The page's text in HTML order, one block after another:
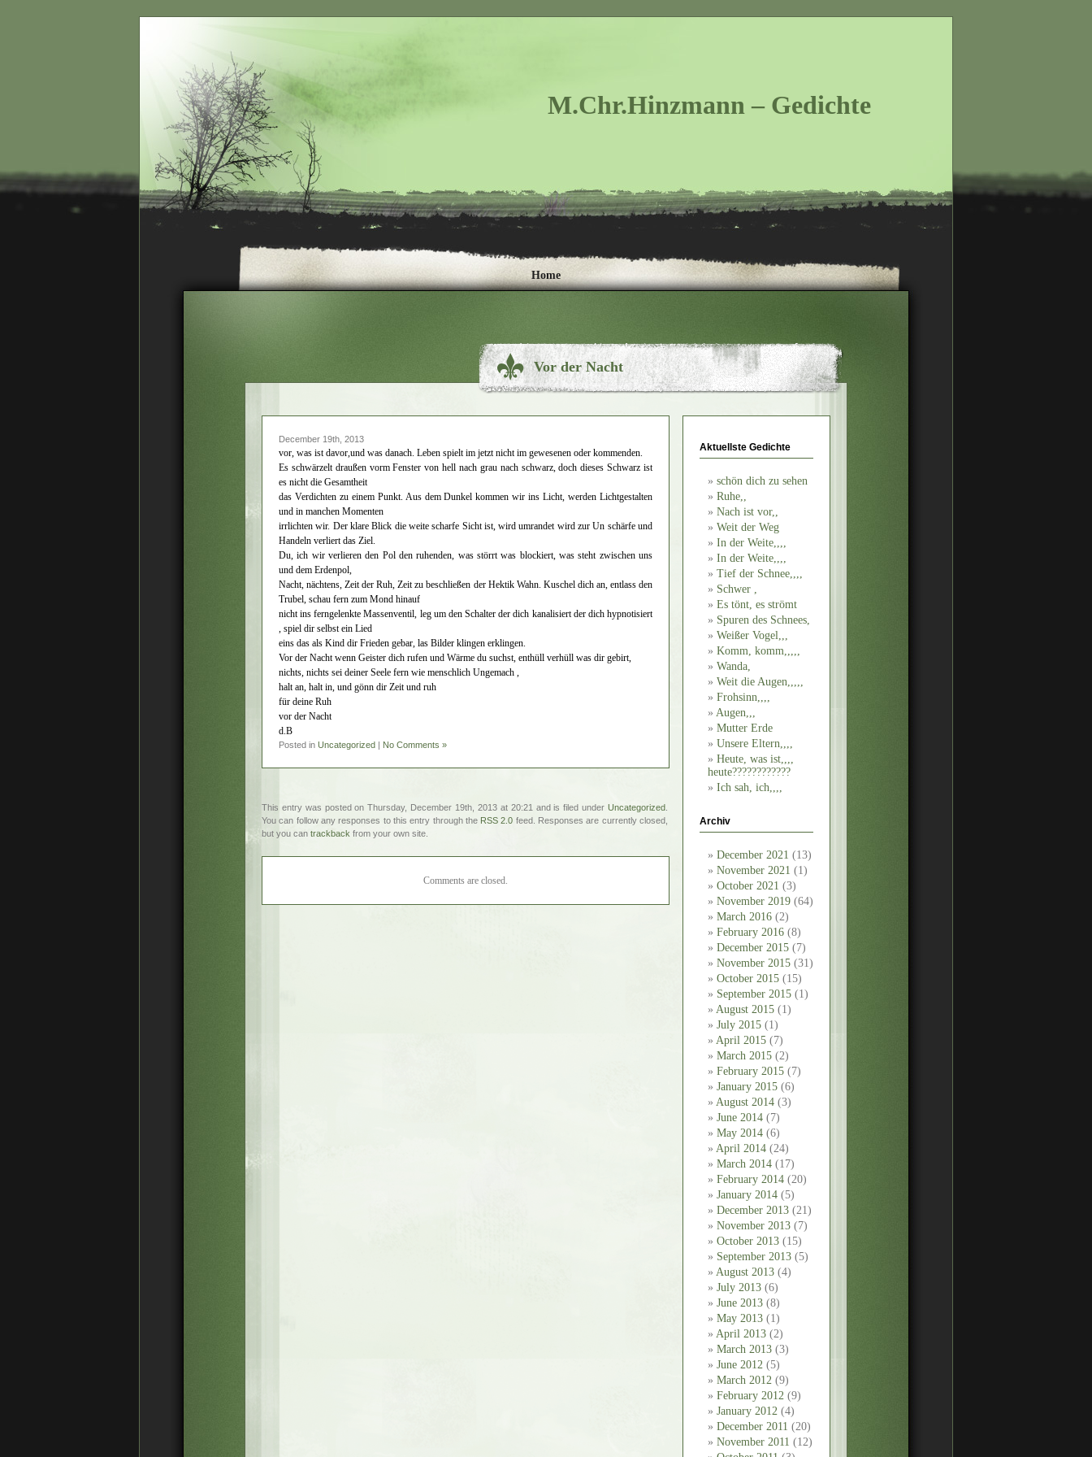
M.Chr.Hinzmann – Gedichte
Home
Vor der Nacht
Aktuellste Gedichte
schön dich zu sehen
Ruhe,,
Nach ist vor,,
Weit der Weg
In der Weite,,,,
In der Weite,,,,
Tief der Schnee,,,,
Schwer ,
Es tönt, es strömt
Spuren des Schnees,
Weißer Vogel,,,
Komm, komm,,,,,
Wanda,
Weit die Augen,,,,,
Frohsinn,,,,
Augen,,,
Mutter Erde
Unsere Eltern,,,,
Heute, was ist,,,,
heute????????????
Ich sah, ich,,,,
Archiv
December 2021 (13)
November 2021 (1)
October 2021 (3)
November 2019 (64)
March 2016 (2)
February 2016 (8)
December 2015 (7)
November 2015 (31)
October 2015 (15)
September 2015 (1)
August 2015 (1)
July 2015 (1)
April 2015 (7)
March 2015 (2)
February 2015 (7)
January 2015 (6)
August 2014 (3)
June 2014 (7)
May 2014 (6)
April 2014 (24)
March 2014 (17)
February 2014 (20)
January 2014 (5)
December 2013 (21)
November 2013 (7)
October 2013 (15)
September 2013 (5)
August 2013 (4)
July 2013 (6)
June 2013 (8)
May 2013 (1)
April 2013 (2)
March 2013 (3)
June 2012 (5)
March 2012 (9)
February 2012 (9)
January 2012 (4)
December 2011 (20)
November 2011 (12)
December 19th, 2013
vor, was ist davor,und was danach. Leben spielt im jetzt nicht im gewesenen oder kommenden.
Es schwärzelt draußen vorm Fenster von hell nach grau nach schwarz, doch dieses Schwarz ist
es nicht die Gesamtheit
das Verdichten zu einem Punkt. Aus dem Dunkel kommen wir ins Licht, werden Lichtgestalten
und in manchen Momenten
irrlichten wir. Der klare Blick die weite scharfe Sicht ist, wird umrandet wird zur Un schärfe und
Handeln verliert das Ziel.
Du, ich wir verlieren den Pol den ruhenden, was störrt was blockiert, was steht zwischen uns
und dem Erdenpol,
Nacht, nächtens, Zeit der Ruh, Zeit zu beschließen der Hektik Wahn. Kuschel dich an, entlass den
Trubel, schau fern zum Mond hinauf
nicht ins ferngelenkte Massenventil, leg um den Schalter der dich kanalisiert der dich hypnotisiert
, spiel dir selbst ein Lied
eins das als Kind dir Frieden gebar, las Bilder klingen erklingen.
Vor der Nacht wenn Geister dich rufen und Wärme du suchst, enthüll verhüll was dir gebirt,
nichts, nichts sei deiner Seele fern wie menschlich Ungemach ,
halt an, halt in, und gönn dir Zeit und ruh
für deine Ruh
vor der Nacht
d.B
Posted in Uncategorized | No Comments »
This entry was posted on Thursday, December 19th, 2013 at 20:21 and is filed under Uncategorized
You can follow any responses to this entry through the RSS 2.0 feed. Responses are currently closed,
but you can trackback from your own site.
Comments are closed.